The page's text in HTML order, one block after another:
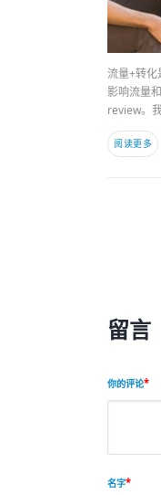
流量+转化
影响流量
review。
阅读更多
留言
你的评论
名字